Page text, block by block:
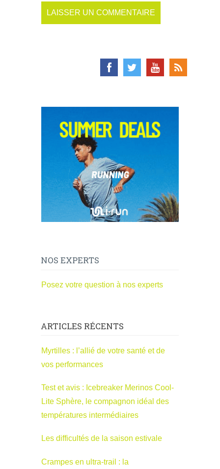
NOS EXPERTS
Posez votre question à nos experts
ARTICLES RÉCENTS
Myrtilles : l’allié de votre santé et de
vos performances
Test et avis : Icebreaker Merinos Cool-
Lite Sphère, le compagnon idéal des
températures intermédiaires
Les difficultés de la saison estivale
Crampes en ultra-trail : la